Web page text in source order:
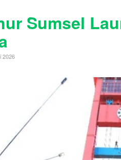
Sumsel
2026